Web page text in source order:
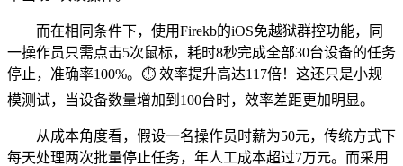
而在相同条件下，使用Firekb的iOS免越狱群控功能，同
一操作员只需点击5次鼠标，耗时8秒完成全部30台设备的任务
停止，准确率100%。⏱️ 效率提升高达117倍！这还只是小规
模测试，当设备数量增加到100台时，效率差距更加明显。
从成本角度看，假设一名操作员时薪为50元，传统方式下
每天处理两次批量停止任务，年人工成本超过7万元。而采用